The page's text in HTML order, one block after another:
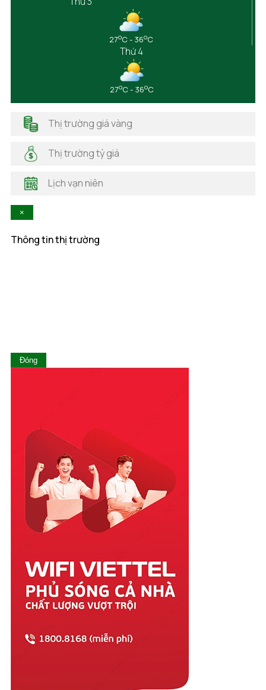
Hà Giang
Hải Dương
Hải Phòng
Hà Tĩnh
Hòa Bình
Lai Châu
Quảng Ngãi
Quảng Ninh
Quảng Trị
Sóc Trăng
Sơn La
Tây Ninh
Thái Bình
Thái Nguyên
Thừa Thiên Huế
Tiền Giang
Trà Vinh
Tuyên Quang
Vĩnh Phúc
Vũng Tàu
27oC - 36oC
Thứ 4
27oC - 36oC
Thị trường giá vàng
Thị trường tỷ giá
Lịch vạn niên
×
Thông tin thị trường
Đóng